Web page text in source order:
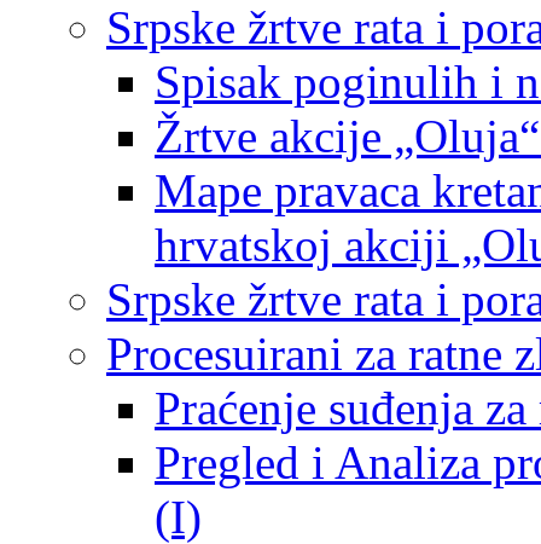
Srpske žrtve rata i
Spisak poginulih i
Žrtve akcije
Mape pravaca
hrvatskoj akciji
Srpske žrtve rata i
Procesuirani za ratne
Praćenje suđenja
Pregled i Analiza
(I)